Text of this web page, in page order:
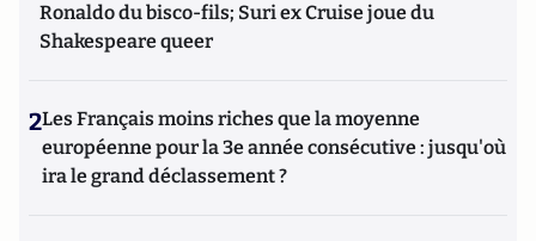
Ronaldo du bisco-fils; Suri ex Cruise joue du
Shakespeare queer
2Les Français moins riches que la moyenne
européenne pour la 3e année consécutive : jusqu'où
ira le grand déclassement ?